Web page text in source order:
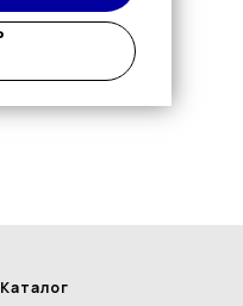
Каталог